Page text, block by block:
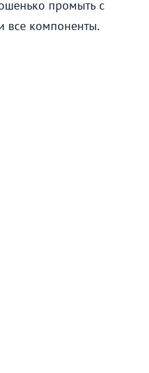
промыть с
все компоненты.